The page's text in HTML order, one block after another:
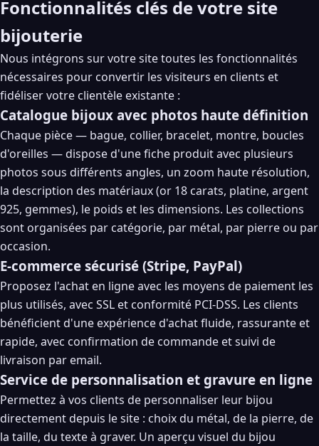
Fonctionnalités clés de votre site
bijouterie
Nous intégrons sur votre site toutes les fonctionnalités
nécessaires pour convertir les visiteurs en clients et
fidéliser votre clientèle existante :
Catalogue bijoux avec photos haute définition
Chaque pièce — bague, collier, bracelet, montre, boucles
d'oreilles — dispose d'une fiche produit avec plusieurs
photos sous différents angles, un zoom haute résolution,
la description des matériaux (or 18 carats, platine, argent
925, gemmes), le poids et les dimensions. Les collections
sont organisées par catégorie, par métal, par pierre ou par
occasion.
E-commerce sécurisé (Stripe, PayPal)
Proposez l'achat en ligne avec les moyens de paiement les
plus utilisés, avec SSL et conformité PCI-DSS. Les clients
bénéficient d'une expérience d'achat fluide, rassurante et
rapide, avec confirmation de commande et suivi de
livraison par email.
Service de personnalisation et gravure en ligne
Permettez à vos clients de personnaliser leur bijou
directement depuis le site : choix du métal, de la pierre, de
la taille, du texte à graver. Un aperçu visuel du bijou